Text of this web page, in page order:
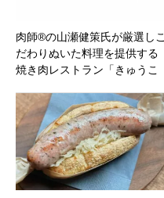
肉師®の山瀬健策氏が厳選しこ
だわりぬいた料理を提供する
焼き肉レストラン「きゅうこ
プン！